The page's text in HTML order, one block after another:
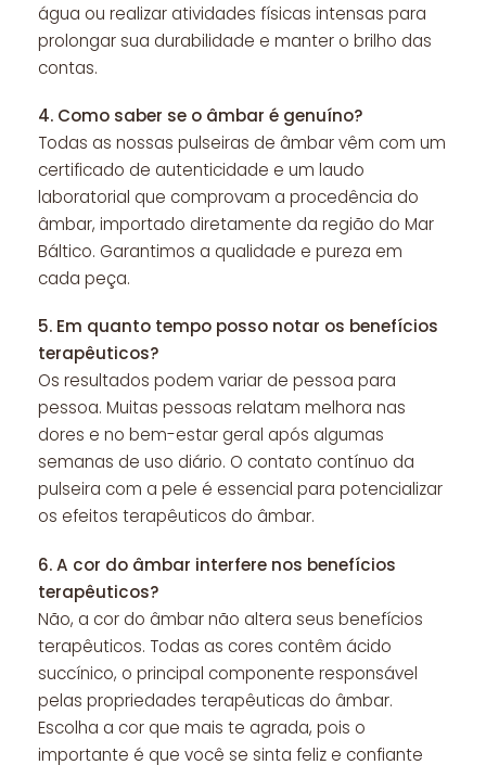
água ou realizar atividades físicas intensas para
prolongar sua durabilidade e manter o brilho das
contas.
4. Como saber se o âmbar é genuíno?
Todas as nossas pulseiras de âmbar vêm com um
certificado de autenticidade e um laudo
laboratorial que comprovam a procedência do
âmbar, importado diretamente da região do Mar
Báltico. Garantimos a qualidade e pureza em
cada peça.
5. Em quanto tempo posso notar os benefícios
terapêuticos?
Os resultados podem variar de pessoa para
pessoa. Muitas pessoas relatam melhora nas
dores e no bem-estar geral após algumas
semanas de uso diário. O contato contínuo da
pulseira com a pele é essencial para potencializar
os efeitos terapêuticos do âmbar.
6.A cor do âmbar interfere nos benefícios
terapêuticos?
Não, a cor do âmbar não altera seus benefícios
terapêuticos. Todas as cores contêm ácido
succínico, o principal componente responsável
pelas propriedades terapêuticas do âmbar.
Escolha a cor que mais te agrada, pois o
importante é que você se sinta feliz e confiante